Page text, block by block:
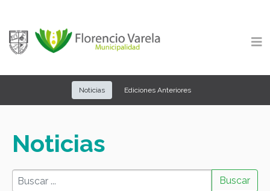
Noticias Ediciones Anteriores
Noticias